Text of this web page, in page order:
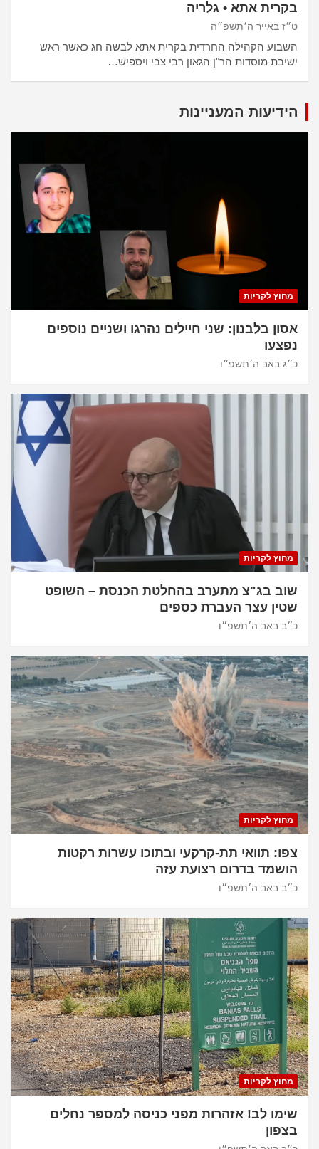
בקרית אתא • גלריה
ט״ז באייר ה׳תשפ״ה
השבוע הקהילה החרדית בקרית אתא לבשה חג כאשר ראש
ישיבת מוסדות הר"ן הגאון רבי צבי ויספיש…
הידיעות המעניינות
מחוץ לקריות
אסון בלבנון: שני חיילים נהרגו ושניים נוספים
נפצעו
כ״ג באב ה׳תשפ״ו
מחוץ לקריות
שוב בג"צ מתערב בהחלטת הכנסת – השופט
שטין עצר העברת כספים
כ״ב באב ה׳תשפ״ו
מחוץ לקריות
צפו: תוואי תת-קרקעי ובתוכו עשרות רקטות
הושמד בדרום רצועת עזה
כ״ב באב ה׳תשפ״ו
מחוץ לקריות
שימו לב! אזהרות מפני כניסה למספר נחלים
בצפון